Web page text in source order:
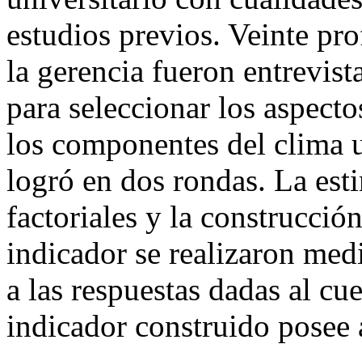
estudios previos. Veinte
la gerencia fueron
para seleccionar los
los componentes del clima
logró en dos rondas. La
factoriales y la
indicador se realizaron
a las respuestas dadas al
indicador construido